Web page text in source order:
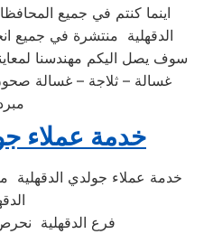
اينما كنتم في جميع
الدقهلية منتشرة في جميع
سوف يصل اليكم مهندسنا
غسالة – ثلاجة – غسالة
خدمة عملاء
خدمة عملاء جولدي
فرع الدقهلية